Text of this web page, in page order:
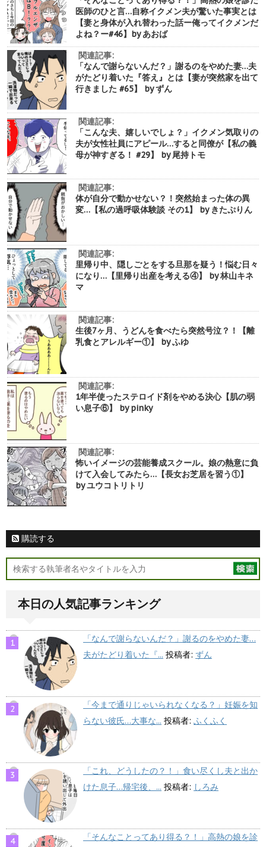
医師のひと言…自称イクメン夫が驚いた事実とは
【妻と身体が入れ替わった話ー俺ってイクメンだ
よね？ー#46】by あおば
関連記事:
「なんで謝らないんだ？」謝るのをやめた妻…夫
がたどり着いた『答え』とは【妻が突然家を出て
行きました #65】 by ずん
関連記事:
「こんな夫、嬉しいでしょ？」イクメン気取りの
夫が女性社員にアピール…すると同僚が【私の義
母が神すぎる！ #29】 by 尾持トモ
関連記事:
体が自分で動かせない？！突然始まった体の異
変…【私の過呼吸体験談 その1】 by きたぷりん
関連記事:
里帰り中、隠しごとをする旦那を疑う！悩む日々
になり…【里帰り出産を考える④】 by 林山キネ
マ
関連記事:
生後7ヶ月、うどんを食べたら突然号泣？！【離
乳食とアレルギー①】 by ふゆ
関連記事:
1年半使ったステロイド剤をやめる決心【肌の弱
い息子⑥】 by pinky
関連記事:
怖いイメージの芸能養成スクール。娘の熱意に負
けて入会してみたら…【長女お芝居を習う①】
by ユウコトリトリ
購読する
本日の人気記事ランキング
「なんで謝らないんだ？」謝るのをやめた妻…
夫がたどり着いた『... 投稿者: ずん
「今まで通りじゃいられなくなる？」妊娠を知
らない彼氏…大事な... 投稿者: ふくふく
「これ、どうしたの？！」食い尽くし夫と出か
けた息子…帰宅後、... 投稿者: しろみ
「そんなことってあり得る？！」高熱の娘を診